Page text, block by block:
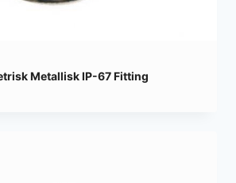
Metallisk IP-67 Fitting